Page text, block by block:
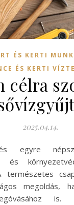
ÉS KERTI
ÉS KERTI
célra
2025.04.14.
és
természetes
megoldás,
is.